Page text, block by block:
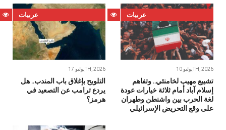
عربيات
يوليو 17TH, 2026
التلويح بإغلاق باب المندب.. هل
يردع ترامب عن التصعيد في
هرمز؟
عربيات
يوليو 10TH, 2026
تشييع مهيب لخامنئي.. وتفاهم
إسلام آباد أمام ثلاثة خيارات عودة
لغة الحرب بين واشنطن وطهران
على وقع التحريض الإسرائيلي